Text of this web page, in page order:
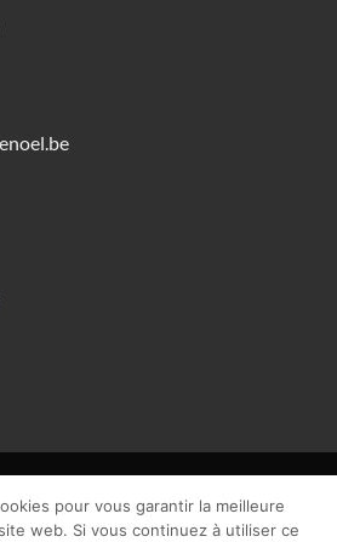
: BE0840965749 | Site web réalisé par
pour vous garantir la meilleure
web. Si vous continuez à utiliser ce